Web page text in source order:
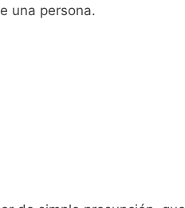
una persona.